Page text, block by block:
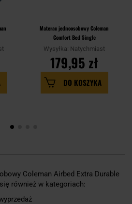
Materac jednoosobowy Coleman
Comfort Bed Single
Wysyłka: Natychmiast
179,95 zł
DO KOSZYKA
Coleman Airbed Extra Durable
również w kategoriach: